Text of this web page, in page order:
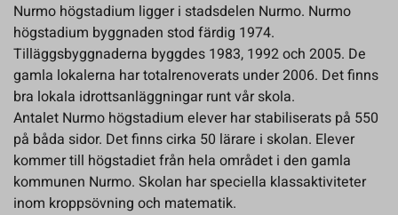
Nurmo högstadium ligger i stadsdelen Nurmo. Nurmo
högstadium byggnaden stod färdig 1974.
Tilläggsbyggnaderna byggdes 1983, 1992 och 2005. De
gamla lokalerna har totalrenoverats under 2006. Det finns
bra lokala idrottsanläggningar runt vår skola.
Antalet Nurmo högstadium elever har stabiliserats på 550
på båda sidor. Det finns cirka 50 lärare i skolan. Elever
kommer till högstadiet från hela området i den gamla
kommunen Nurmo. Skolan har speciella klassaktiviteter
inom kroppsövning och matematik.